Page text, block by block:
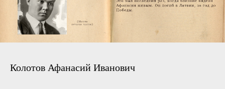
Колотов Афанасий Иванович